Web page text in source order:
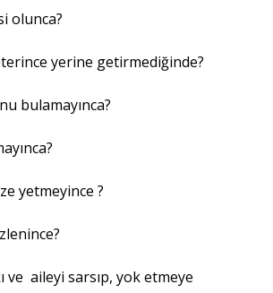
olunca?
yerine getirmediğinde?
bulamayınca?
yetmeyince ?
ve aileyi sarsıp, yok etmeye